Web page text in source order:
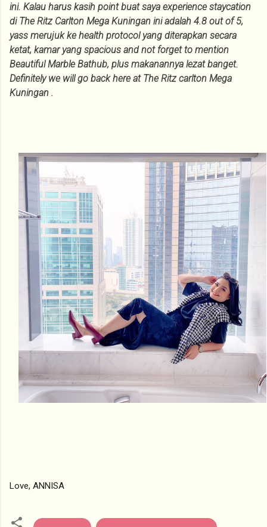
ini. Kalau harus kasih point buat saya experience staycation
di The Ritz Carlton Mega Kuningan ini adalah 4.8 out of 5,
yass merujuk ke health protocol yang diterapkan secara
ketat, kamar yang spacious and not forget to mention
Beautiful Marble Bathub, plus makanannya lezat banget.
Definitely we will go back here at The Ritz carlton Mega
Kuningan .
Love, ANNISA